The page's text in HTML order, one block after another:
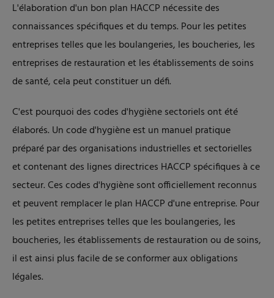
L'élaboration d'un bon plan HACCP nécessite des
connaissances spécifiques et du temps. Pour les petites
entreprises telles que les boulangeries, les boucheries, les
entreprises de restauration et les établissements de soins
de santé, cela peut constituer un défi.
C'est pourquoi des codes d'hygiène sectoriels ont été
élaborés. Un code d'hygiène est un manuel pratique
préparé par des organisations industrielles et sectorielles
et contenant des lignes directrices HACCP spécifiques à ce
secteur. Ces codes d'hygiène sont officiellement reconnus
et peuvent remplacer le plan HACCP d'une entreprise. Pour
les petites entreprises telles que les boulangeries, les
boucheries, les établissements de restauration ou de soins,
il est ainsi plus facile de se conformer aux obligations
légales.